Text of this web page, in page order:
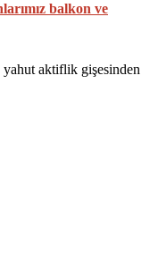
balkon ve
aktiflik gişesinden